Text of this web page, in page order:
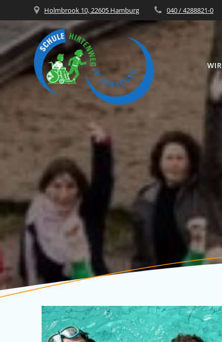
Inhalt
springen
Holmbrook 10, 22605 Hamburg 040 / 4288821-0
WIR